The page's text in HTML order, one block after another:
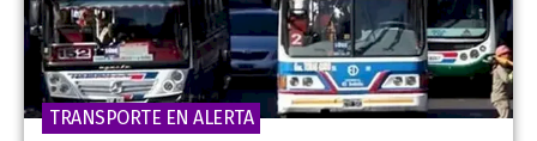
TRANSPORTE EN ALERTA